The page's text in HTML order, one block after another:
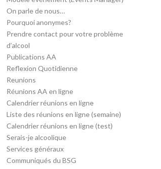
On parle de nous…
Pourquoi anonymes?
Prendre contact pour votre problème
d’alcool
Publications AA
Reflexion Quotidienne
Reunions
Réunions AA en ligne
Calendrier réunions en ligne
Liste des réunions en ligne (semaine)
Calendrier réunions en ligne (test)
Serais-je alcoolique
Services généraux
Communiqués du BSG